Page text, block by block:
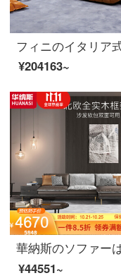
¥204163~
¥44551~